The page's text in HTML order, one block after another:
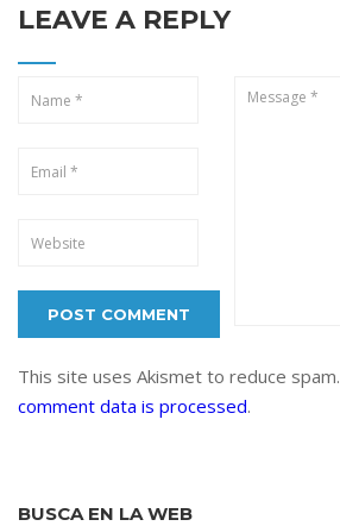
LEAVE A REPLY
This site uses Akismet to reduce spam.
comment data is processed.
BUSCA EN LA WEB